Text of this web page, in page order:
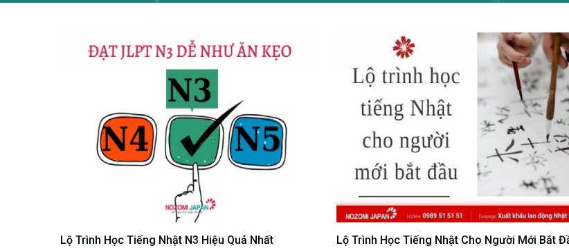
Lộ Trình Học Tiếng Nhật N3 Hiệu Quả Nhất Lộ Trình Học Tiếng Nhật Cho Người Mới Bắt